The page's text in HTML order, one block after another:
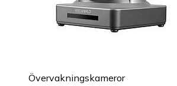
Övervakningskameror